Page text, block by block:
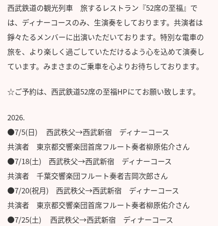
西武鉄道の観光列車 旅するレストラン『52席の至福』で
は、ディナーコースのみ、生演奏をしております。共演者は
錚々たるメンバーに出演いただいております。特別な電車の
旅を、より楽しく過ごしていただけるよう心を込めて演奏し
ています。みまさまのご乗車を心よりお待ちしております。
☆ご予約は、西武鉄道52席の至福HPにてお願い致します。
2026.
●7/5(日) 西武秩父→西武新宿 ディナーコース
共演者 東京都交響楽団首席フルート奏者柳原佑介さん
●7/18(土) 西武秩父→西武新宿 ディナーコース
共演者 千葉交響楽団フルート奏者吉岡次郎さん
●7/20(祝月) 西武秩父→西武新宿 ディナーコース
共演者 東京都交響楽団首席フルート奏者柳原佑介さん
●7/25(土) 西武秩父→西武新宿 ディナーコース